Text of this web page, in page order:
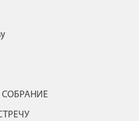
СОБРАНИЕ